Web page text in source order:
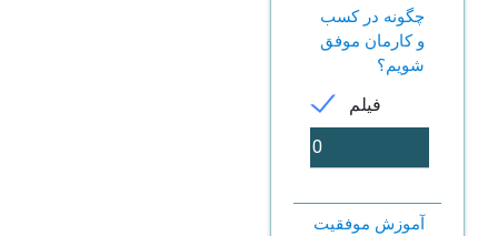
چگونه در کسب
و کارمان موفق
شویم؟
فیلم
آموزش موفقیت